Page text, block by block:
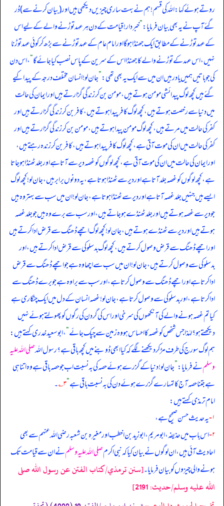
روتے ہوئے کہا: اللہ کی قسم! ہم نے بہت ساری چیزیں دیکھی ہیں اور (بیان کرنے سے) ڈر
گئے آپ نے یہ بھی بیان فرمایا:”خبردار! قیامت کے دن ہر عہد توڑنے والے کے لیے اس
کے عہد توڑنے کے مطابق ایک جھنڈا ہو گا اور امام عام کے عہد توڑنے سے بڑھ کر کوئی عہد توڑنا
نہیں، اس عہد کے توڑنے والے کا جھنڈا اس کے سرین کے پاس نصب کیا جائے گا“، اس دن
کی جو باتیں ہمیں یاد رہیں ان میں سے ایک یہ بھی تھی:”جان لو! انسان مختلف درجہ کے پیدا کیے
گئے ہیں کچھ لوگ پیدائشی مومن ہوتے ہیں، مومن بن کر زندگی گزارتے ہیں اور ایمان کی حالت
میں دنیا سے رخصت ہوتے ہیں، کچھ لوگ کافر پیدا ہوتے ہیں، کافر بن کر زندگی گزارتے ہیں اور
کفر کی حالت میں مرتے ہیں، کچھ لوگ مومن پیدا ہوتے ہیں، مومن بن کر زندگی گزارتے ہیں اور
کفر کی حالت میں ان کی موت آتی ہے، کچھ لوگ کافر پیدا ہوتے ہیں، کافر بن کر زندہ رہتے ہیں،
اور ایمان کی حالت میں ان کی موت آتی ہے، کچھ لوگوں کو غصہ دیر سے آتا ہے اور جلد ٹھنڈا ہو جاتا
ہے، کچھ لوگوں کو غصہ جلد آتا ہے اور دیر سے ٹھنڈا ہوتا ہے، یہ دونوں برابر ہیں، جان لو! کچھ لوگ
ایسے ہیں جنہیں جلد غصہ آتا ہے اور دیر سے ٹھنڈا ہوتا ہے، جان لو! ان میں سب سے بہتر وہ ہیں
جو دیر سے غصہ ہوتے ہیں اور جلد ٹھنڈے ہو جاتے ہیں، اور سب سے برے وہ ہیں جو جلد غصہ
ہوتے ہیں اور دیر سے ٹھنڈے ہوتے ہیں، جان لو! کچھ لوگ اچھے ڈھنگ سے قرض ادا کرتے ہیں
اور اچھے ڈھنگ سے قرض وصول کرتے ہیں، کچھ لوگ بدسلوکی سے قرض ادا کرتے ہیں، اور
بدسلوکی سے وصول کرتے ہیں، جان لو! ان میں سب سے اچھا وہ ہے جو اچھے ڈھنگ سے قرض
ادا کرتا ہے اور اچھے ڈھنگ سے وصول کرتا ہے، اور سب سے برا وہ ہے جو برے ڈھنگ سے
ادا کرتا ہے، اور بدسلوکی سے وصول کرتا ہے، جان لو! غصہ انسان کے دل میں ایک چنگاری ہے
کیا تم غصہ ہونے والے کی آنکھوں کی سرخی اور اس کی گردن کی رگوں کو پھولتے ہوئے نہیں
دیکھتے ہو؟ لہٰذا جس شخص کو غصہ کا احساس ہو وہ زمین سے چپک جائے“، ابو سعید خدری کہتے ہیں:
ہم لوگ سورج کی طرف مڑ کر دیکھنے لگے کہ کیا ابھی ڈوبنے میں کچھ باقی ہے؟ رسول اللہصلی اللہ علیہ
وسلمنے فرمایا:”جان لو! دنیا کے گزرے ہوئے حصہ کی بہ نسبت اب جو حصہ باقی ہے وہ اتنا ہی
ہے جتنا حصہ آج کا تمہارے گزرے ہوئے دن کی بہ نسبت باقی ہے“۳؎ ۔
امام ترمذی کہتے ہیں:
۱- یہ حدیث حسن صحیح ہے،
۲- اس باب میں حذیفہ، ابومریم، ابوزید بن اخطب اور مغیرہ بن شعبہ رضی الله عنہم سے بھی
احادیث آئی ہیں، ان لوگوں نے بیان کیا کہ نبی اکرمصلی اللہ علیہ وسلمنے ان سے قیامت تک
ہونے والی چیزوں کو بیان فرمایا۔[سنن ترمذي/كتاب الفتن عن رسول الله صلى
الله عليه وسلم/حدیث: 2191]